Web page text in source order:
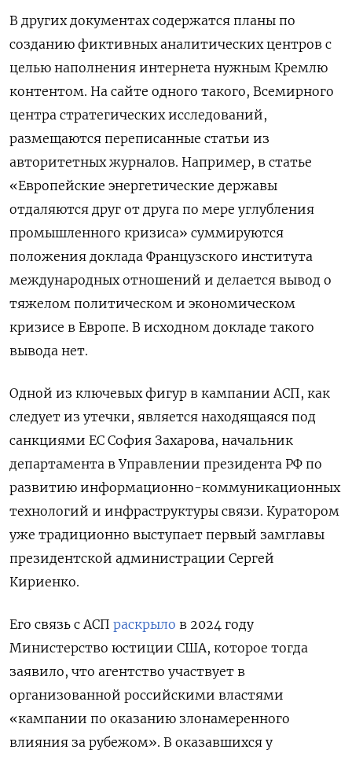
В других документах содержатся планы по
созданию фиктивных аналитических центров с
целью наполнения интернета нужным Кремлю
контентом. На сайте одного такого, Всемирного
центра стратегических исследований,
размещаются переписанные статьи из
авторитетных журналов. Например, в статье
«Европейские энергетические державы
отдаляются друг от друга по мере углубления
промышленного кризиса» суммируются
положения доклада Французского института
международных отношений и делается вывод о
тяжелом политическом и экономическом
кризисе в Европе. В исходном докладе такого
вывода нет.
Одной из ключевых фигур в кампании АСП, как
следует из утечки, является находящаяся под
санкциями ЕС София Захарова, начальник
департамента в Управлении президента РФ по
развитию информационно-коммуникационных
технологий и инфраструктуры связи. Куратором
уже традиционно выступает первый замглавы
президентской администрации Сергей
Кириенко.
Его связь с АСП раскрыло в 2024 году
Министерство юстиции США, которое тогда
заявило, что агентство участвует в
организованной российскими властями
«кампании по оказанию злонамеренного
влияния за рубежом». В оказавшихся у